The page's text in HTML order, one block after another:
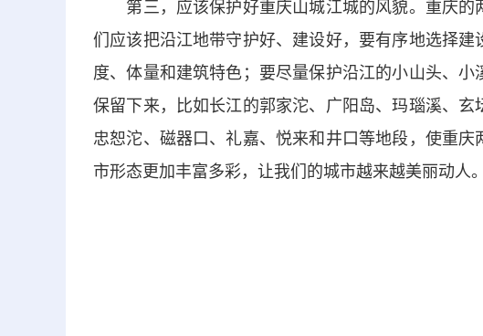
第三，应该保护好重庆山城江城的风貌。重庆的
们应该把沿江地带守护好、建设好，要有序地选择
度、体量和建筑特色；要尽量保护沿江的小山头、
保留下来，比如长江的郭家沱、广阳岛、玛瑙溪、
忠恕沱、磁器口、礼嘉、悦来和井口等地段，使重
市形态更加丰富多彩，让我们的城市越来越美丽动人。